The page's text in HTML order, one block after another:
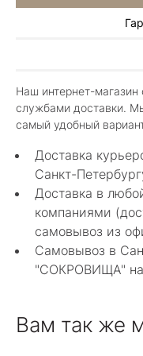
Наш интернет-магазин
службами доставки.
самый удобный
Доставка
Санкт-
Доставка в
компаниями
самовывоз из
Самовывоз в
"СОКРОВИЩА" на
Вам так же
неповторимы ,
любимыми и
Интересные
Вполне можно
оригинальные
"Сокровищах"
мастеров-
подарок будет
одним
Показать полностью
Николай
22
Отличные люди,
внимательно. Со